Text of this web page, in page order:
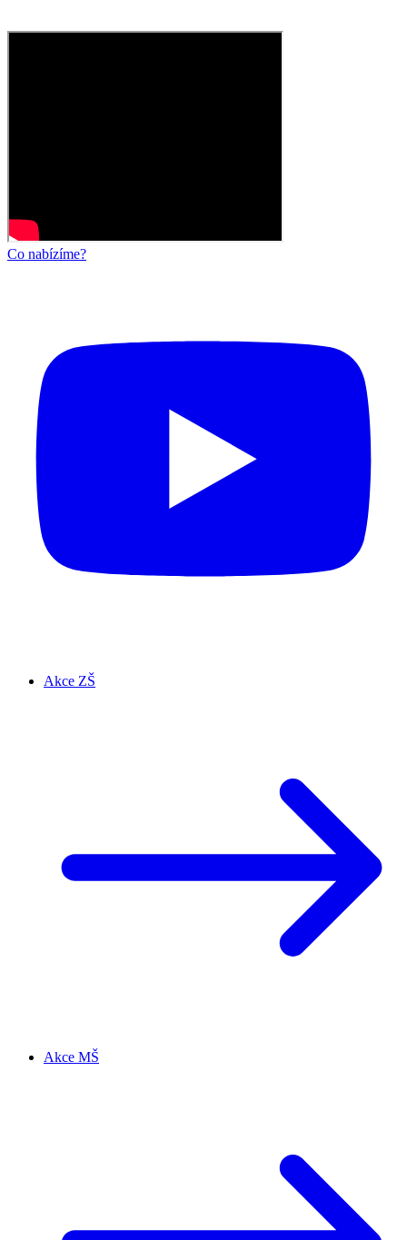
Co nabízíme?
Akce ZŠ
Akce MŠ